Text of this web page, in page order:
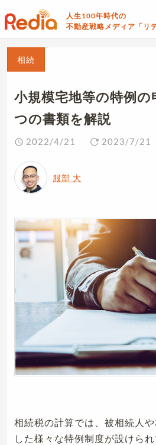
人生100年時代の
不動産戦略メディア「リ
相続
小規模宅地等の特例
つの書類を解説
2022/4/21 2023/7/21
服部 大
相続税の計算では、被相続人
した様々な特例制度が設けら